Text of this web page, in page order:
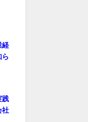
経
ら
践
社